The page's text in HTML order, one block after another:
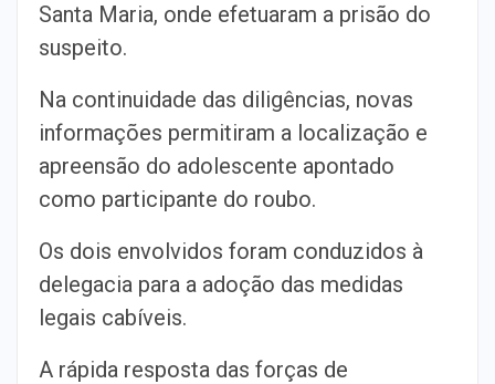
Santa Maria, onde efetuaram a prisão do
suspeito.
Na continuidade das diligências, novas
informações permitiram a localização e
apreensão do adolescente apontado
como participante do roubo.
Os dois envolvidos foram conduzidos à
delegacia para a adoção das medidas
legais cabíveis.
A rápida resposta das forças de